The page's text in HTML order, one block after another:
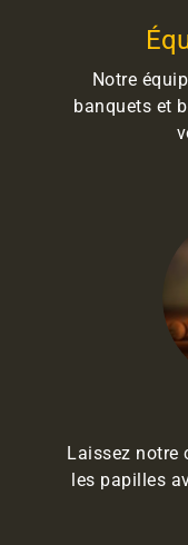
Notre
banquets et
Laissez notre
les papilles